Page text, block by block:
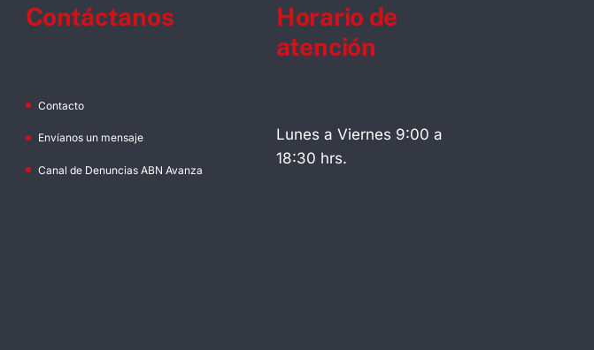
Contáctanos
Contacto
Envíanos un mensaje
Canal de Denuncias ABN Avanza
Horario de
atención
Lunes a Viernes 9:00 a
18:30 hrs.